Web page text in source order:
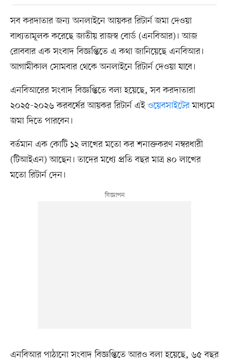
সব করদাতার জন্য অনলাইনে আয়কর রিটার্ন জমা দেওয়া
বাধ্যতামূলক করেছে জাতীয় রাজস্ব বোর্ড (এনবিআর)। আজ
রোববার এক সংবাদ বিজ্ঞপ্তিতে এ কথা জানিয়েছে এনবিআর।
আগামীকাল সোমবার থেকে অনলাইনে রিটার্ন দেওয়া যাবে।
এনবিআরের সংবাদ বিজ্ঞপ্তিতে বলা হয়েছে, সব করদাতারা
২০২৫-২০২৬ করবর্ষের আয়কর রিটার্ন এই ওয়েবসাইটেরমাধ্যমে
জমা দিতে পারবেন।
বর্তমান এক কোটি ১২ লাখের মতো কর শনাক্তকরণ নম্বরধারী
(টিআইএন) আছেন। তাদের মধ্যে প্রতি বছর মাত্র ৪০ লাখের
মতো রিটার্ন দেন।
এনবিআর পাঠানো সংবাদ বিজ্ঞপ্তিতে আরও বলা হয়েছে, ৬৫ বছর